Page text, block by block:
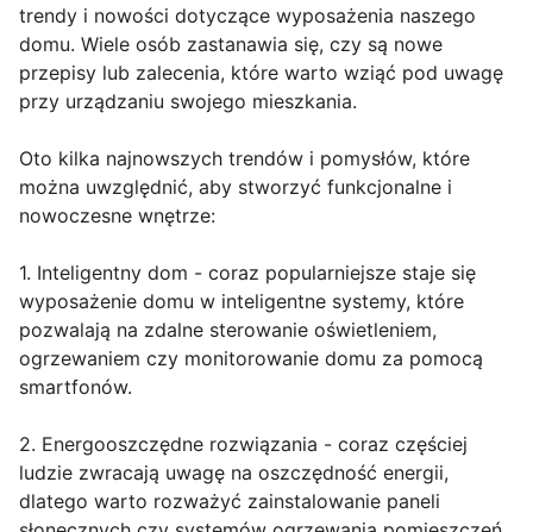
trendy i nowości dotyczące wyposażenia naszego
domu. Wiele osób zastanawia się, czy są nowe
przepisy lub zalecenia, które warto wziąć pod uwagę
przy urządzaniu swojego mieszkania.
Oto kilka najnowszych trendów i pomysłów, które
można uwzględnić, aby stworzyć funkcjonalne i
nowoczesne wnętrze:
1. Inteligentny dom - coraz popularniejsze staje się
wyposażenie domu w inteligentne systemy, które
pozwalają na zdalne sterowanie oświetleniem,
ogrzewaniem czy monitorowanie domu za pomocą
smartfonów.
2. Energooszczędne rozwiązania - coraz częściej
ludzie zwracają uwagę na oszczędność energii,
dlatego warto rozważyć zainstalowanie paneli